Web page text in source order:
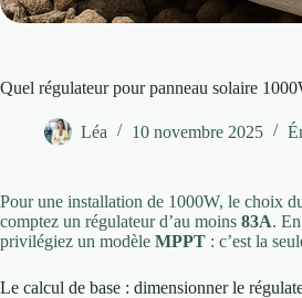
Quel régulateur pour panneau solaire
Léa 10 novembre 2025
Pour une installation de 1000W, le choix
comptez un régulateur d’au moins 83A. En
privilégiez un modèle MPPT : c’est la
Le calcul de base : dimensionner le